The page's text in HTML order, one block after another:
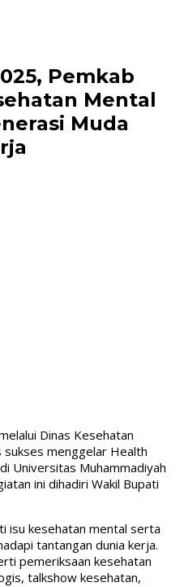
Pemkab
Mental
Muda
Dinas Kesehatan
sukses menggelar Health
Universitas Muhammadiyah
ini dihadiri Wakil Bupati
isu kesehatan mental serta
tantangan dunia kerja.
pemeriksaan kesehatan
talkshow kesehatan,